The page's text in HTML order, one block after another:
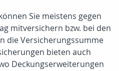
Sie meistens gegen
mitversichern bzw. bei den
die Versicherungssumme
bieten auch
Deckungserweiterungen